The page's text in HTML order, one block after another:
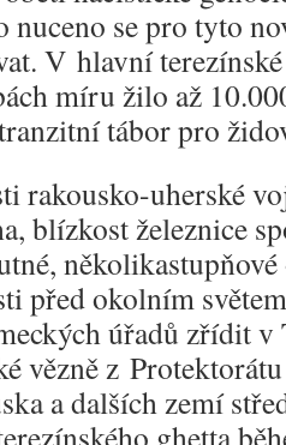
nuceno se pro tyto
V hlavní
míru žilo až
tábor pro
rakousko-uherské
blízkost železnice
před okolním
úřadů zřídit v
vězně z
a dalších zemí
ghetta